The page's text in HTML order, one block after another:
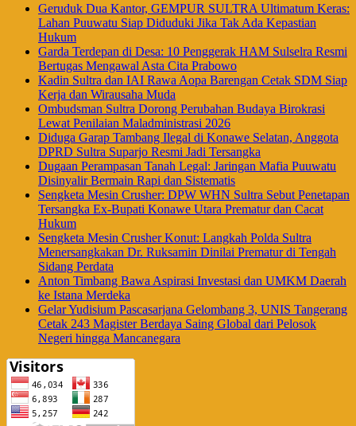
Geruduk Dua Kantor, GEMPUR SULTRA Ultimatum Keras:
Lahan Puuwatu Siap Diduduki Jika Tak Ada Kepastian
Hukum
Garda Terdepan di Desa: 10 Penggerak HAM Sulselra Resmi
Bertugas Mengawal Asta Cita Prabowo
Kadin Sultra dan IAI Rawa Aopa Barengan Cetak SDM Siap
Kerja dan Wirausaha Muda
Ombudsman Sultra Dorong Perubahan Budaya Birokrasi
Lewat Penilaian Maladministrasi 2026
Diduga Garap Tambang Ilegal di Konawe Selatan, Anggota
DPRD Sultra Suparjo Resmi Jadi Tersangka
Dugaan Perampasan Tanah Legal: Jaringan Mafia Puuwatu
Disinyalir Bermain Rapi dan Sistematis
Sengketa Mesin Crusher: DPW WHN Sultra Sebut Penetapan
Tersangka Ex-Bupati Konawe Utara Prematur dan Cacat
Hukum
Sengketa Mesin Crusher Konut: Langkah Polda Sultra
Menersangkakan Dr. Ruksamin Dinilai Prematur di Tengah
Sidang Perdata
Anton Timbang Bawa Aspirasi Investasi dan UMKM Daerah
ke Istana Merdeka
Gelar Yudisium Pascasarjana Gelombang 3, UNIS Tangerang
Cetak 243 Magister Berdaya Saing Global dari Pelosok
Negeri hingga Mancanegara